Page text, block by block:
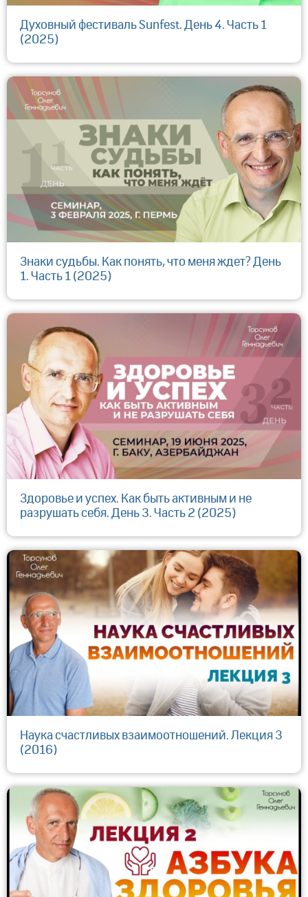
Духовный фестиваль Sunfest. День 4. Часть 1
(2025)
Знаки судьбы. Как понять, что меня ждет? День
1. Часть 1 (2025)
Здоровье и успех. Как быть активным и не
разрушать себя. День 3. Часть 2 (2025)
Наука счастливых взаимоотношений. Лекция 3
(2016)